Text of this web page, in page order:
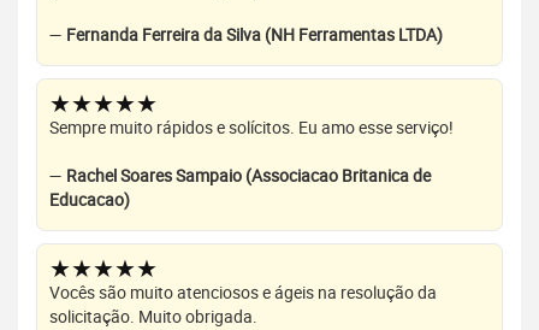
— Fernanda Ferreira da Silva (NH Ferramentas LTDA)
★★★★★
Sempre muito rápidos e solícitos. Eu amo esse serviço!
— Rachel Soares Sampaio (Associacao Britanica de
Educacao)
★★★★★
Vocês são muito atenciosos e ágeis na resolução da
solicitação. Muito obrigada.